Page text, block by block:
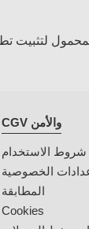
CGV والأمن
شروط الاستخدام
الخصوصية
المطابقة
Cookies